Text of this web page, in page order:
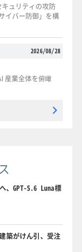
ュリティの攻防
イバー防御」を構
2026/08/28
産業全体を俯瞰
、GPT-5.6 Luna標
築がけん引、受注